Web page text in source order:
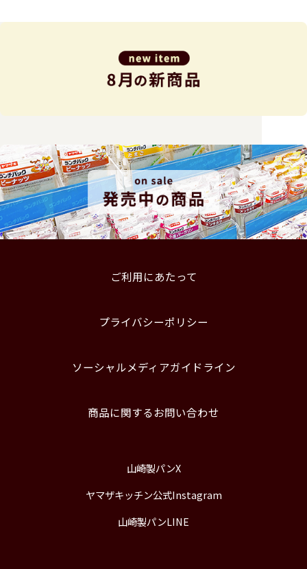
ご利用にあたって
プライバシーポリシー
ソーシャルメディアガイドライン
商品に関するお問い合わせ
山崎製パンX
ヤマザキッチン公式Instagram
山崎製パンLINE